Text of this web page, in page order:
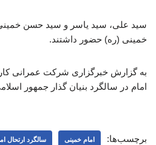
سید علی، سید یاسر و سید حسن
خمینی (ره) حضور داشتند.
به گزارش خبرگزاری شرکت عمرانی
امام در سالگرد بنیان گذار جمهور
برچسب‌ها: امام خمینی سالگرد ارتحال